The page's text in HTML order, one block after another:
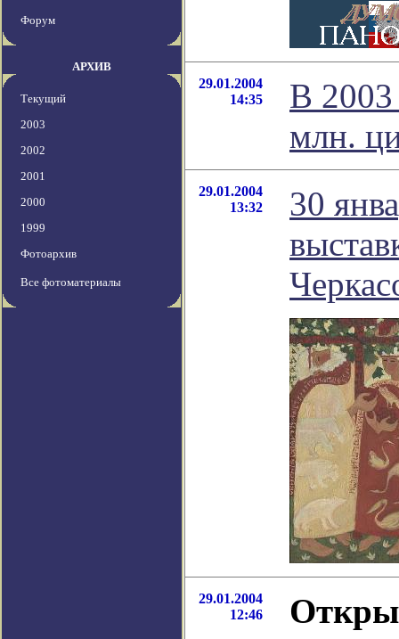
Форум
АРХИВ
Текущий
2003
2002
2001
2000
1999
Фотоархив
Все фотоматериалы
29.01.2004
14:35
В 2003
млн.
29.01.2004
13:32
30
29.01.2004
12:46